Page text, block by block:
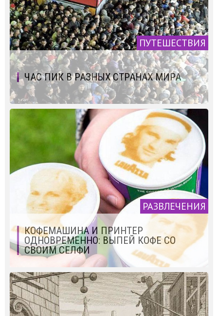
ПУТЕШЕСТВИЯ
ЧАС ПИК В РАЗНЫХ СТРАНАХ МИРА
РАЗВЛЕЧЕНИЯ
КОФЕМАШИНА И ПРИНТЕР
ОДНОВРЕМЕННО: ВЫПЕЙ КОФЕ СО
СВОИМ СЕЛФИ